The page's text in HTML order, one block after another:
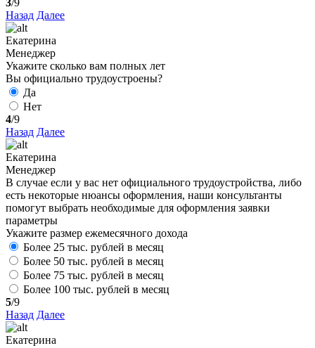
3/9
Назад Далее
Екатерина
Менеджер
Укажите сколько вам полных лет
Вы официально трудоустроены?
Да
Нет
4/9
Назад Далее
Екатерина
Менеджер
В случае если у вас нет официального трудоустройства, либо
есть некоторые нюансы оформления, наши консультанты
помогут выбрать необходимые для оформления заявки
параметры
Укажите размер ежемесячного дохода
Более 25 тыс. рублей в месяц
Более 50 тыс. рублей в месяц
Более 75 тыс. рублей в месяц
Более 100 тыс. рублей в месяц
5/9
Назад Далее
Екатерина